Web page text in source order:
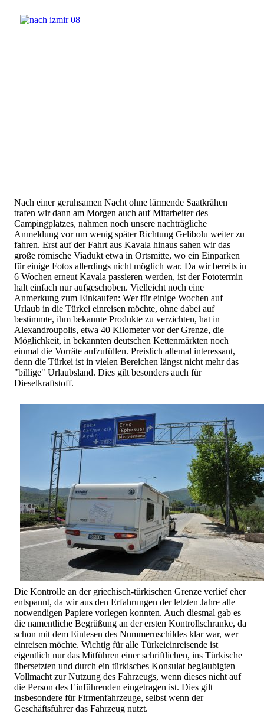
Nach einer geruhsamen Nacht ohne lärmende Saatkrähen
trafen wir dann am Morgen auch auf Mitarbeiter des
Campingplatzes, nahmen noch unsere nachträgliche
Anmeldung vor um wenig später Richtung Gelibolu weiter zu
fahren. Erst auf der Fahrt aus Kavala hinaus sahen wir das
große römische Viadukt etwa in Ortsmitte, wo ein Einparken
für einige Fotos allerdings nicht möglich war. Da wir bereits in
6 Wochen erneut Kavala passieren werden, ist der Fototermin
halt einfach nur aufgeschoben. Vielleicht noch eine
Anmerkung zum Einkaufen: Wer für einige Wochen auf
Urlaub in die Türkei einreisen möchte, ohne dabei auf
bestimmte, ihm bekannte Produkte zu verzichten, hat in
Alexandroupolis, etwa 40 Kilometer vor der Grenze, die
Möglichkeit, in bekannten deutschen Kettenmärkten noch
einmal die Vorräte aufzufüllen. Preislich allemal interessant,
denn die Türkei ist in vielen Bereichen längst nicht mehr das
"billige" Urlaubsland. Dies gilt besonders auch für
Dieselkraftstoff.
Die Kontrolle an der griechisch-türkischen Grenze verlief eher
entspannt, da wir aus den Erfahrungen der letzten Jahre alle
notwendigen Papiere vorlegen konnten. Auch diesmal gab es
die namentliche Begrüßung an der ersten Kontrollschranke, da
schon mit dem Einlesen des Nummernschildes klar war, wer
einreisen möchte. Wichtig für alle Türkeieinreisende ist
eigentlich nur das Mitführen einer schriftlichen, ins Türkische
übersetzten und durch ein türkisches Konsulat beglaubigten
Vollmacht zur Nutzung des Fahrzeugs, wenn dieses nicht auf
die Person des Einführenden eingetragen ist. Dies gilt
insbesondere für Firmenfahrzeuge, selbst wenn der
Geschäftsführer das Fahrzeug nutzt.